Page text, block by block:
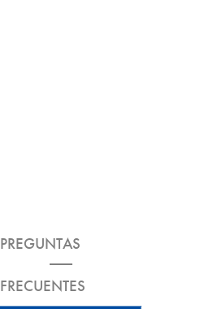
PREGUNTAS
FRECUENTES